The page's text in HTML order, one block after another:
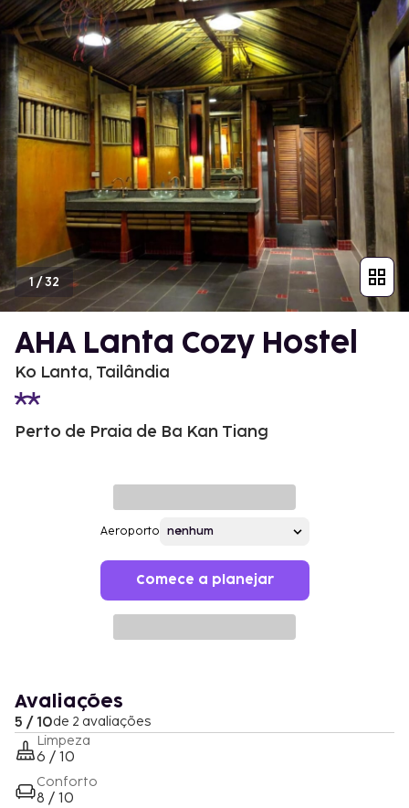
1/32
AHA Lanta Cozy Hostel
Ko Lanta, Tailândia
Perto de Praia de Ba Kan Tiang
Aeroporto
Comece a planejar
Avaliações
5 / 10de 2 avaliações
Limpeza
6 / 10
Conforto
8 / 10